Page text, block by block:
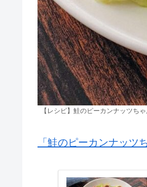
【レシピ】鮭のピーカンナッツち
「鮭のピーカンナッ